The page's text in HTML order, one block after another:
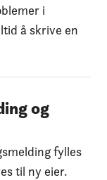
i
å skrive en
og
fylles
til ny eier.